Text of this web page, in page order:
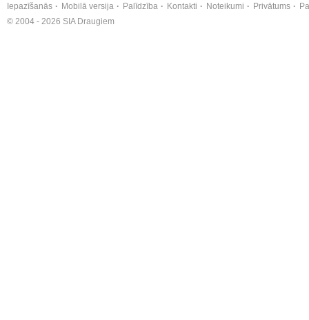
Iepazīšanās Mobilā versija Palīdzība Kontakti Noteikumi Privātums
© 2004 - 2026 SIA Draugiem